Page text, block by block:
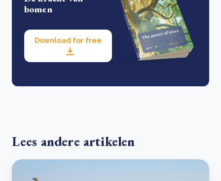
bomen
Download for free
Lees andere artikelen